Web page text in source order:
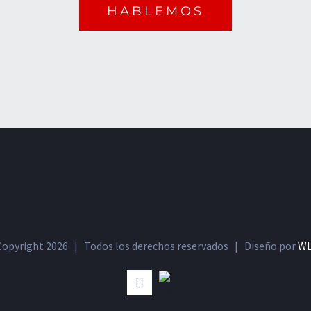
HABLEMOS
2026 | Todos los derechos reservados | Diseño por
Facebook
IMDb